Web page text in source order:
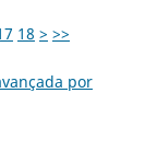
18 > >>
por